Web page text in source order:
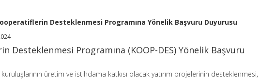
Desteklenmesi Programına Yönelik Başvuru Duyurusu
Desteklenmesi Programına (KOOP-DES) Yönelik Başvuru
üretim ve istihdama katkısı olacak yatırım projelerinin desteklenmesi,